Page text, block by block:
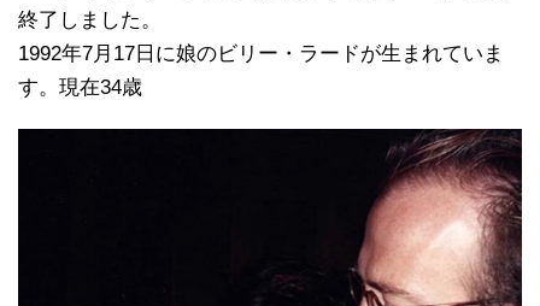
終了しました。
1992年7月17日に娘のビリー・ラードが生まれていま
す。現在34歳